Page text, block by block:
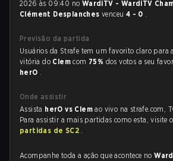
2026 às 09:40 no WardiTV - WardiTV
Clément Desplanches venceu 4 - 0 .
Previsão da partida
Usuários da Strafe tem um favorito claro para
vitória do Clemcom 75% dos votos a seu
herO .
Onde assistir
Assista herO vs Clemao vivo na strafe.com,
Para assistir a mais partidas como esta, visite o
partidas de SC2 .
Acompanhe toda a ação que acontece no